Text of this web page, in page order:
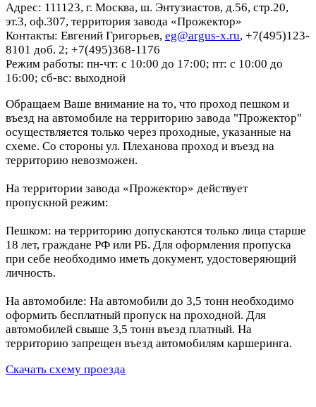
Адрес: 111123, г. Москва, ш. Энтузиастов, д.56, стр.20,
эт.3, оф.307, территория завода «Прожектор»
Контакты: Евгений Григорьев, eg@argus-x.ru, +7(495)123-
8101 доб. 2; +7(495)368-1176
Режим работы: пн-чт: с 10:00 до 17:00; пт: с 10:00 до
16:00; сб-вс: выходной
Обращаем Ваше внимание на то, что проход пешком и
въезд на автомобиле на территорию завода "Прожектор"
осуществляется только через проходные, указанные на
схеме. Со стороны ул. Плеханова проход и въезд на
территорию невозможен.
На территории завода «Прожектор» действует
пропускной режим:
Пешком: на территорию допускаются только лица старше
18 лет, граждане РФ или РБ. Для оформления пропуска
при себе необходимо иметь документ, удостоверяющий
личность.
На автомобиле: На автомобили до 3,5 тонн необходимо
оформить бесплатный пропуск на проходной. Для
автомобилей свыше 3,5 тонн въезд платный. На
территорию запрещен въезд автомобилям каршеринга.
Скачать схему проезда